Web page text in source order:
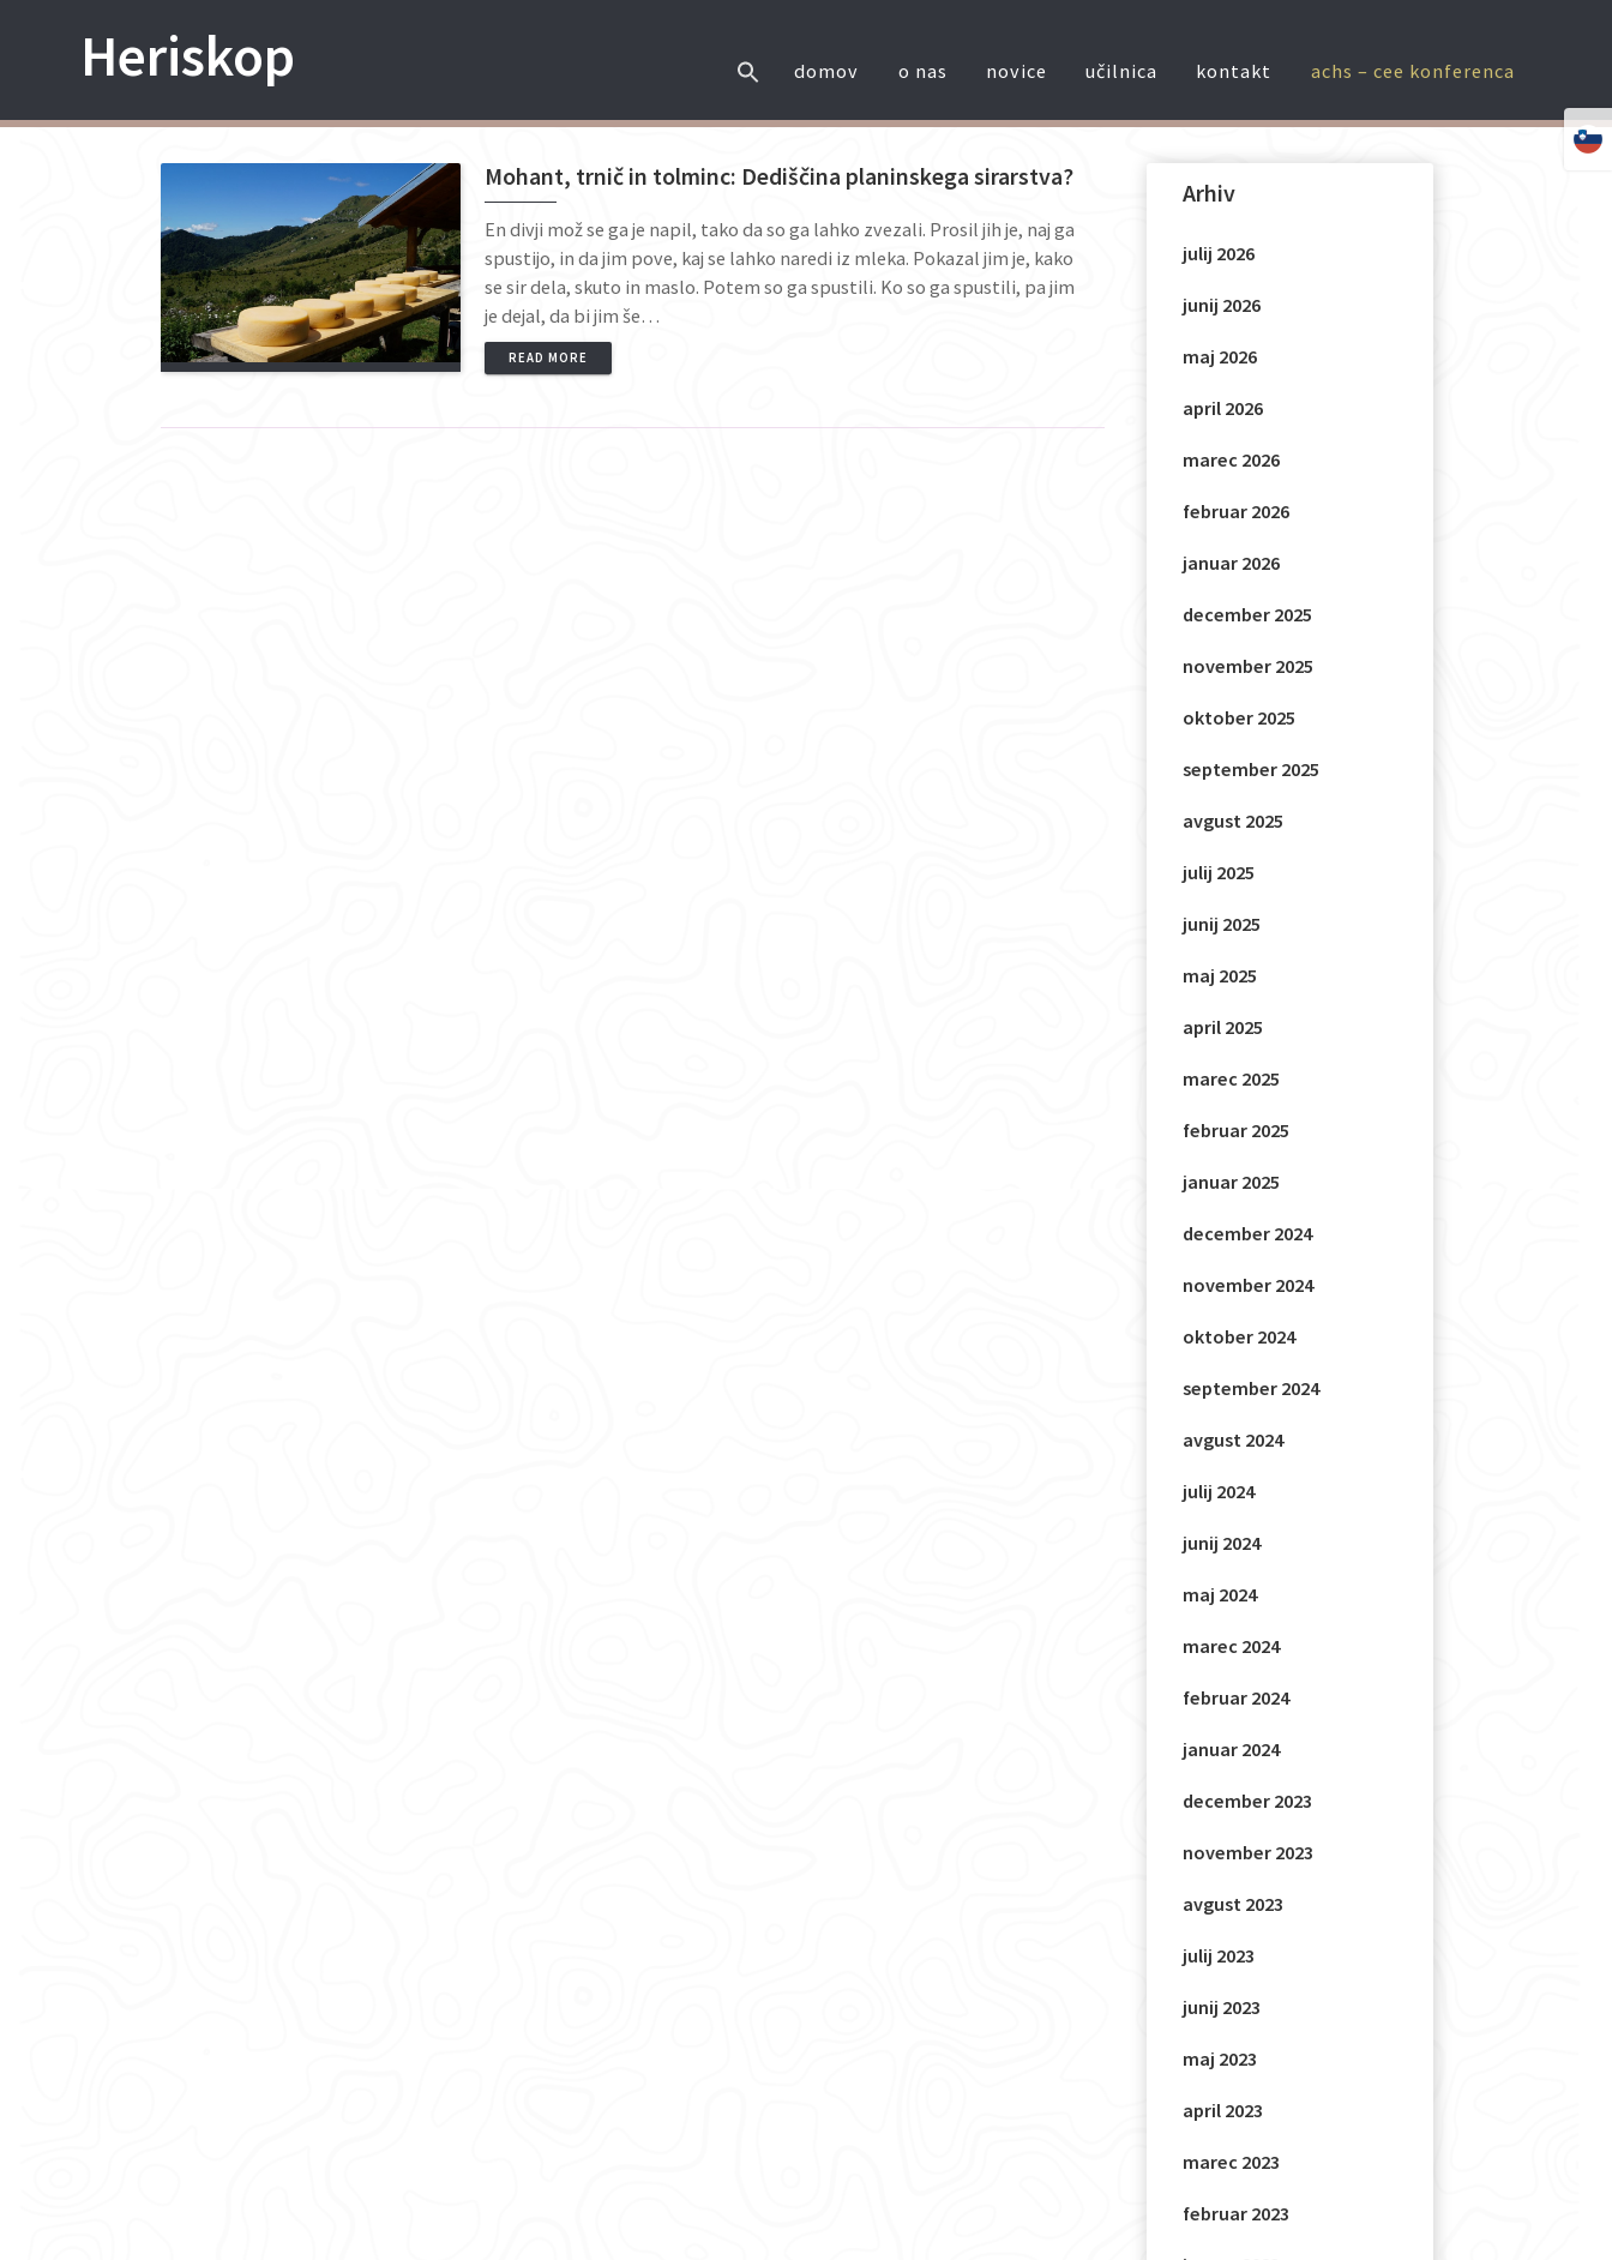
Heriskop domov o nas novice učilnica kontakt achs – cee konferenca
Mohant, trnič in tolminc: Dediščina planinskega sirarstva?
En divji mož se ga je napil, tako da so ga lahko zvezali. Prosil jih je, naj ga
spustijo, in da jim pove, kaj se lahko naredi iz mleka. Pokazal jim je, kako
se sir dela, skuto in maslo. Potem so ga spustili. Ko so ga spustili, pa jim
je dejal, da bi jim še…
READ MORE
Arhiv
julij 2026
junij 2026
maj 2026
april 2026
marec 2026
februar 2026
januar 2026
december 2025
november 2025
oktober 2025
september 2025
avgust 2025
julij 2025
junij 2025
maj 2025
april 2025
marec 2025
februar 2025
januar 2025
december 2024
november 2024
oktober 2024
september 2024
avgust 2024
julij 2024
junij 2024
maj 2024
marec 2024
februar 2024
januar 2024
december 2023
november 2023
avgust 2023
julij 2023
junij 2023
maj 2023
april 2023
marec 2023
februar 2023